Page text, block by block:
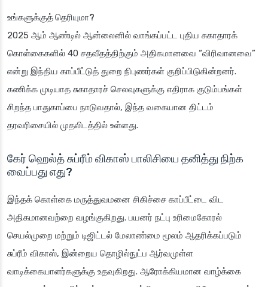
உங்களுக்குத் தெரியுமா?
2025 ஆம் ஆண்டில் ஆன்லைனில் வாங்கப்பட்ட புதிய சுகாதாரக்
கொள்கைகளில் 40 சதவீதத்திற்கும் அதிகமானவை “விரிவானவை”
என்று இந்திய காப்பீட்டுத் துறை நிபுணர்கள் குறிப்பிடுகின்றனர்.
கணிக்க முடியாத சுகாதாரச் செலவுகளுக்கு எதிராக குடும்பங்கள்
சிறந்த பாதுகாப்பை நாடுவதால், இந்த வகையான திட்டம்
தரவரிசையில் முதலிடத்தில் உள்ளது.
கேர் ஹெல்த் சுப்ரீம் விகாஸ் பாலிசியை தனித்து நிற்க
வைப்பது எது?
இந்தக் கொள்கை மருத்துவமனை சிகிச்சை காப்பீட்டை விட
அதிகமானவற்றை வழங்குகிறது. பயனர் நட்பு உரிமைகோரல்
செயல்முறை மற்றும் டிஜிட்டல் மேலாண்மை மூலம் ஆதரிக்கப்படும்
சுப்ரீம் விகாஸ், இன்றைய தொழில்நுட்ப ஆர்வமுள்ள
வாடிக்கையாளர்களுக்கு உதவுகிறது. ஆரோக்கியமான வாழ்க்கை